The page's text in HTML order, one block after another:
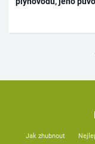
Jak zhubnout